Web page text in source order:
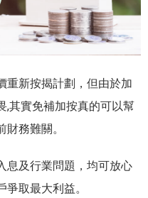
重新按揭計劃，但由於加
,其實免補加按真的可以幫
務難關。
息及行業問題，均可放心
取最大利益。